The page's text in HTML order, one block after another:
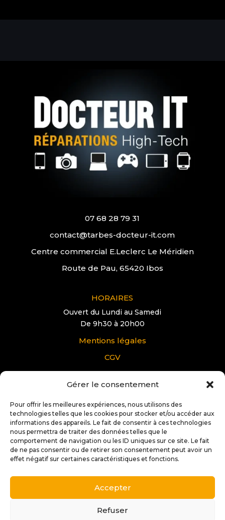
Gérer le consentement
Pour offrir les meilleures expériences, nous utilisons des
technologies telles que les cookies pour stocker et/ou accéder aux
informations des appareils. Le fait de consentir à ces technologies
nous permettra de traiter des données telles que le
comportement de navigation ou les ID uniques sur ce site. Le fait
de ne pas consentir ou de retirer son consentement peut avoir un
effet négatif sur certaines caractéristiques et fonctions.
Accepter
Refuser
07 68 28 79 31
contact@tarbes-docteur-it.com
Centre commercial E.Leclerc Le Méridien
Route de Pau, 65420 Ibos
HORAIRES
Ouvert du Lundi au Samedi
De 9h30 à 20h00
Mentions légales
CGV
VOUS AVEZ UNE QUESTION?
Pour tous renseignements supplémentaire sur
Docteur IT Ibos:
Contactez nous
Conception et réalisation:
Soffiati | 2s Créations Web